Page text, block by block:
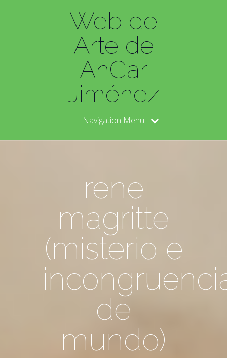
Web de
Arte de
AnGar
Jiménez
Navigation Menu
rene
magritte
(misterio e
de
mundo)